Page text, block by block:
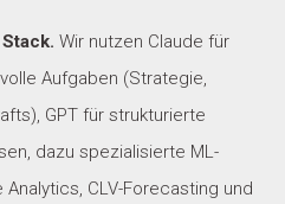
Wir nutzen Claude für
Aufgaben (Strategie,
GPT für strukturierte
dazu spezialisierte ML-
CLV-Forecasting und